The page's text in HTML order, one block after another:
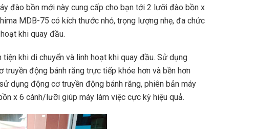
đào bồn mới này cung cấp cho bạn tới 2 lưỡi đào bồn x
MDB-75 có kích thước nhỏ, trọng lượng nhẹ, đa chức
khi quay đầu.
khi di chuyển và linh hoạt khi quay đầu. Sử dụng
động bánh răng trực tiếp khỏe hơn và bền hơn
dụng động cơ truyền động bánh răng, phiên bản máy
x 6 cánh/lưỡi giúp máy làm việc cực kỳ hiệu quả.